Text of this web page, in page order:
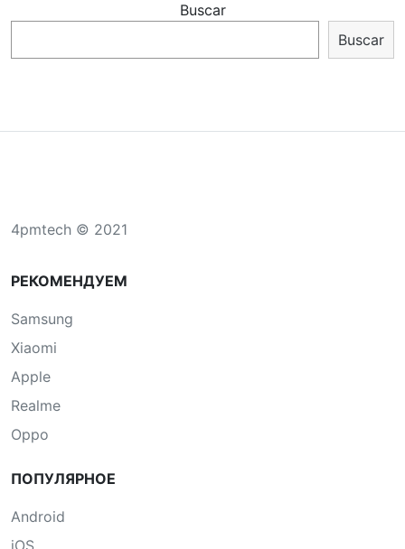
Buscar
Buscar
4pmtech © 2021
РЕКОМЕНДУЕМ
Samsung
Xiaomi
Apple
Realme
Oppo
ПОПУЛЯРНОЕ
Android